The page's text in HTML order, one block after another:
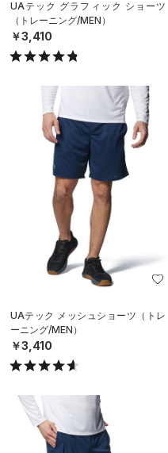
UAテック グラフィック ショーツ
（トレーニング/MEN）
￥3,410
UAテック メッシュショーツ（トレ
ーニング/MEN）
￥3,410